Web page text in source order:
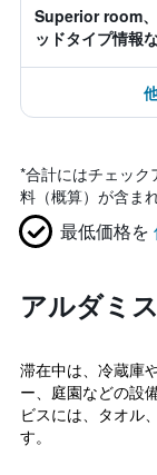
Superior room
ッドタイプ情報
*合計にはチェック
料（概算）が含ま
最低価格を
アルダミ
滞在中は、冷蔵庫
ー、庭園などの設
ビスには、タオル
す。